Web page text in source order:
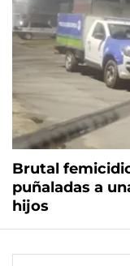
Brutal
puñaladas a
hijos